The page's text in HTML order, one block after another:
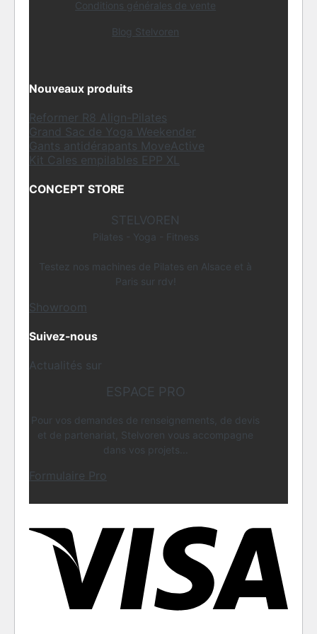
Conditions générales de vente
Blog Stelvoren
Nouveaux produits
Reformer R8 Align-Pilates
Grand Sac de Yoga Weekender
Gants antidérapants MoveActive
Kit Cales empilables EPP XL
CONCEPT STORE
STELVOREN
Pilates - Yoga - Fitness
Testez nos machines de Pilates en Alsace et à
Paris sur rdv!
Showroom
Suivez-nous
Actualités sur
ESPACE PRO
Pour vos demandes de renseignements, de devis
et de partenariat, Stelvoren vous accompagne
dans vos projets...
Formulaire Pro